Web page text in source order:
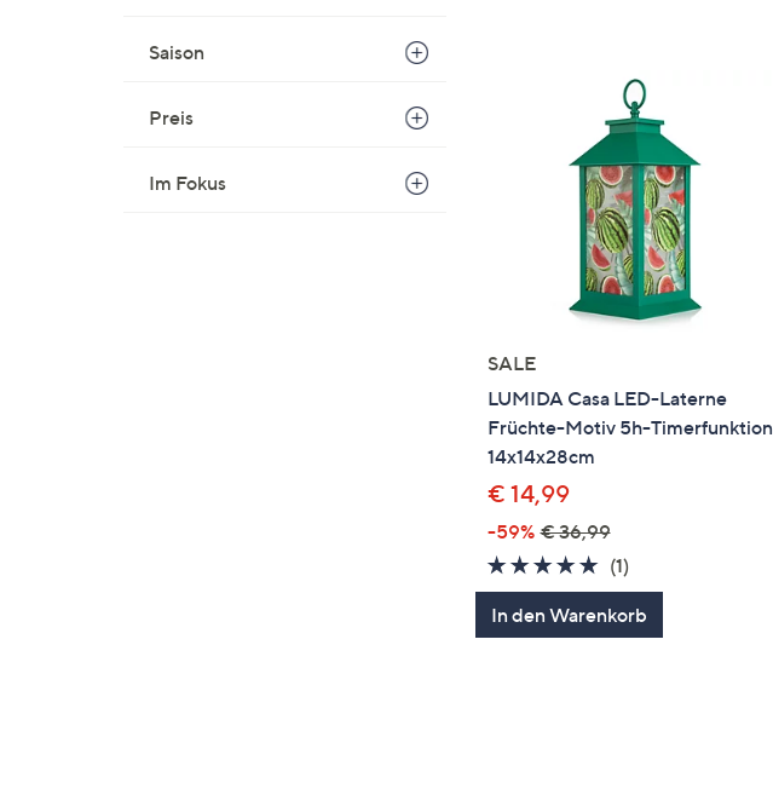
Saison
Preis
Im Fokus
SALE
LUMIDA Casa LED-Laterne
Früchte-Motiv 5h-Timerfunktion
14x14x28cm
€ 14,99
-59% € 36,99
5.0
von
5
(1)1
Bewertungen
In den Warenkorb